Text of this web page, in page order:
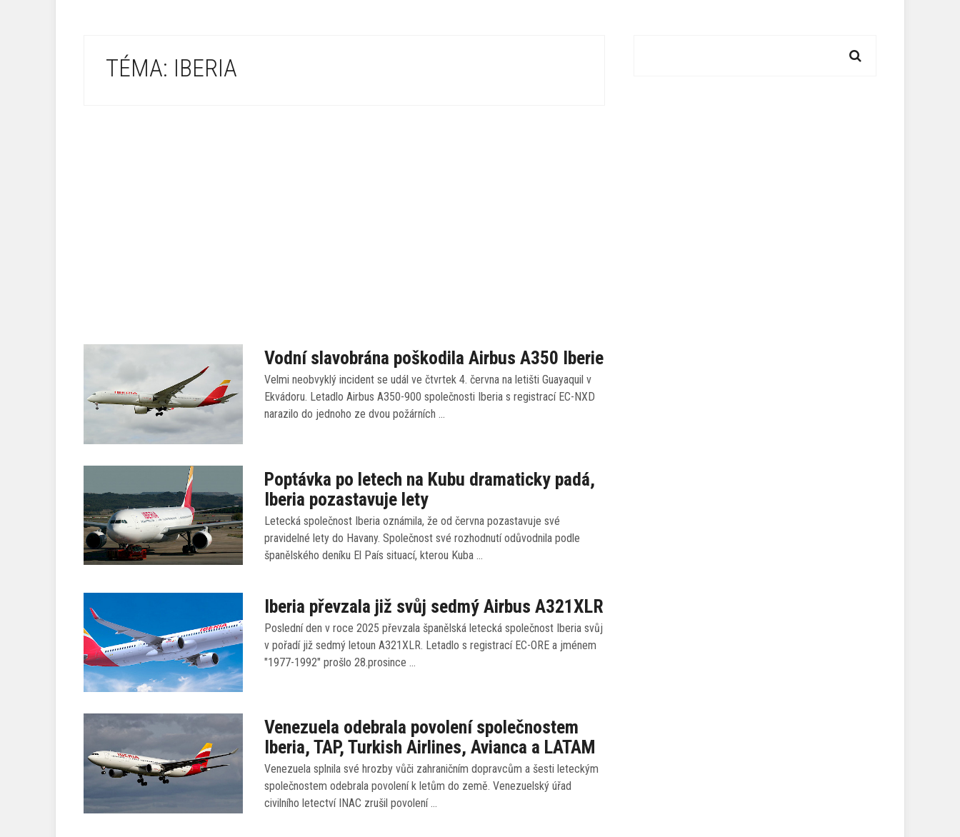
TÉMA: IBERIA
Vodní slavobrána poškodila Airbus A350 Iberie
Velmi neobvyklý incident se udál ve čtvrtek 4. června na letišti Guayaquil v
Ekvádoru. Letadlo Airbus A350-900 společnosti Iberia s registrací EC-NXD
narazilo do jednoho ze dvou požárních …
Poptávka po letech na Kubu dramaticky padá,
Iberia pozastavuje lety
Letecká společnost Iberia oznámila, že od června pozastavuje své
pravidelné lety do Havany. Společnost své rozhodnutí odůvodnila podle
španělského deníku El País situací, kterou Kuba …
Iberia převzala již svůj sedmý Airbus A321XLR
Poslední den v roce 2025 převzala španělská letecká společnost Iberia svůj
v pořadí již sedmý letoun A321XLR. Letadlo s registrací EC-ORE a jménem
"1977-1992" prošlo 28.prosince …
Venezuela odebrala povolení společnostem
Iberia, TAP, Turkish Airlines, Avianca a LATAM
Venezuela splnila své hrozby vůči zahraničním dopravcům a šesti leteckým
společnostem odebrala povolení k letům do země. Venezuelský úřad
civilního letectví INAC zrušil povolení …